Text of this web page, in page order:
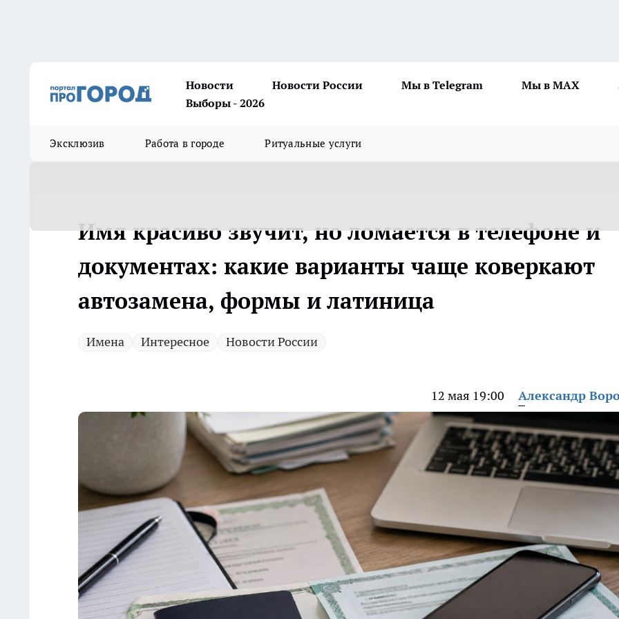
Новости Новости России Мы в Telegram Мы в MAX
Выборы - 2026
Эксклюзив Работа в городе Ритуальные услуги
Имя красиво звучит, но ломается в телефоне и
документах: какие варианты чаще коверкают
автозамена, формы и латиница
Имена Интересное Новости России
12 мая 19:00 Александр